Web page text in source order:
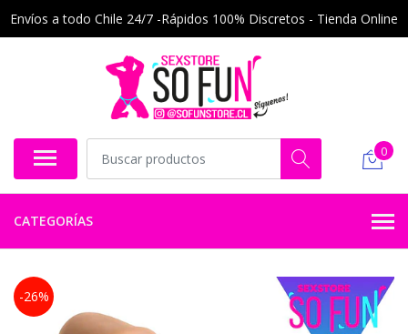
Envíos a todo Chile 24/7 -Rápidos 100% Discretos - Tienda Online
0
CATEGORÍAS
-26%